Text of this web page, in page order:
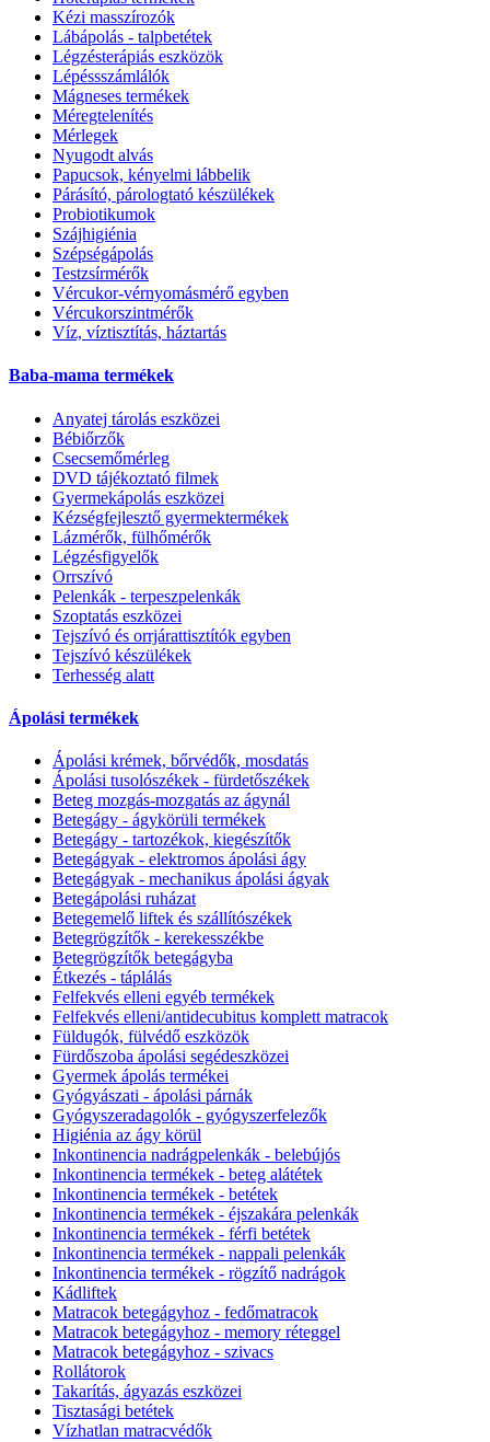
Kézi masszírozók
Lábápolás - talpbetétek
Légzésterápiás eszközök
Lépéssszámlálók
Mágneses termékek
Méregtelenítés
Mérlegek
Nyugodt alvás
Papucsok, kényelmi lábbelik
Párásító, párologtató készülékek
Probiotikumok
Szájhigiénia
Szépségápolás
Testzsírmérők
Vércukor-vérnyomásmérő egyben
Vércukorszintmérők
Víz, víztisztítás, háztartás
Baba-mama termékek
Anyatej tárolás eszközei
Bébiőrzők
Csecsemőmérleg
DVD tájékoztató filmek
Gyermekápolás eszközei
Kézségfejlesztő gyermektermékek
Lázmérők, fülhőmérők
Légzésfigyelők
Orrszívó
Pelenkák - terpeszpelenkák
Szoptatás eszközei
Tejszívó és orrjárattisztítók egyben
Tejszívó készülékek
Terhesség alatt
Ápolási termékek
Ápolási krémek, bőrvédők, mosdatás
Ápolási tusolószékek - fürdetőszékek
Beteg mozgás-mozgatás az ágynál
Betegágy - ágykörüli termékek
Betegágy - tartozékok, kiegészítők
Betegágyak - elektromos ápolási ágy
Betegágyak - mechanikus ápolási ágyak
Betegápolási ruházat
Betegemelő liftek és szállítószékek
Betegrögzítők - kerekesszékbe
Betegrögzítők betegágyba
Étkezés - táplálás
Felfekvés elleni egyéb termékek
Felfekvés elleni/antidecubitus komplett matracok
Füldugók, fülvédő eszközök
Fürdőszoba ápolási segédeszközei
Gyermek ápolás termékei
Gyógyászati - ápolási párnák
Gyógyszeradagolók - gyógyszerfelezők
Higiénia az ágy körül
Inkontinencia nadrágpelenkák - belebújós
Inkontinencia termékek - beteg alátétek
Inkontinencia termékek - betétek
Inkontinencia termékek - éjszakára pelenkák
Inkontinencia termékek - férfi betétek
Inkontinencia termékek - nappali pelenkák
Inkontinencia termékek - rögzítő nadrágok
Kádliftek
Matracok betegágyhoz - fedőmatracok
Matracok betegágyhoz - memory réteggel
Matracok betegágyhoz - szivacs
Rollátorok
Takarítás, ágyazás eszközei
Tisztasági betétek
Vízhatlan matracvédők